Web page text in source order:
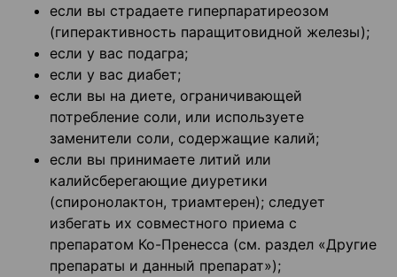
если вы страдаете гиперпаратиреозом
(гиперактивность паращитовидной железы);
если у вас подагра;
если у вас диабет;
если вы на диете, ограничивающей
потребление соли, или используете
заменители соли, содержащие калий;
если вы принимаете литий или
калийсберегающие диуретики
(спиронолактон, триамтерен); следует
избегать их совместного приема с
препаратом Ко-Пренесса (см. раздел «Другие
препараты и данный препарат»);